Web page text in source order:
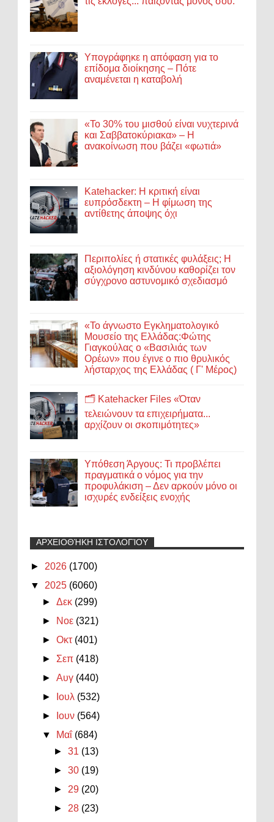
Υπογράφηκε η απόφαση για το
επίδομα διοίκησης – Πότε
αναμένεται η καταβολή
«Το 30% του μισθού είναι νυχτερινά
και Σαββατοκύριακα» – Η
ανακοίνωση που βάζει «φωτιά»
Katehacker: Η κριτική είναι
ευπρόσδεκτη – Η φίμωση της
αντίθετης άποψης όχι
Περιπολίες ή στατικές φυλάξεις; Η
αξιολόγηση κινδύνου καθορίζει τον
σύγχρονο αστυνομικό σχεδιασμό
«Το άγνωστο Εγκληματολογικό
Μουσείο της Ελλάδας:Φώτης
Γιαγκούλας ο «Βασιλιάς των
Ορέων» που έγινε ο πιο θρυλικός
λήσταρχος της Ελλάδας ( Γ' Μέρος)
🗂️ Katehacker Files «Όταν
τελειώνουν τα επιχειρήματα...
αρχίζουν οι σκοπιμότητες»
Υπόθεση Άργους: Τι προβλέπει
πραγματικά ο νόμος για την
προφυλάκιση – Δεν αρκούν μόνο οι
ισχυρές ενδείξεις ενοχής
ΑΡΧΕΙΟΘΉΚΗ ΙΣΤΟΛΟΓΊΟΥ
► 2026 (1700)
▼ 2025 (6060)
►Δεκ (299)
►
Νοε (321)
►Οκτ (401)
► Σεπ (418)
►Αυγ (440)
►
Ιουλ (532)
►
Ιουν (564)
▼
Μαΐ (684)
►31 (13)
►30 (19)
► 29 (20)
► 28 (23)